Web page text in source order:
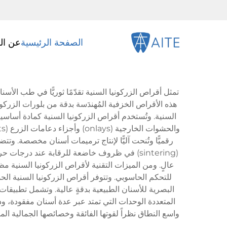
الصفحة الرئيسيةعن
تمثل أقراص الزركونيا السنية تقدّمًا ثوريًّا في طب
رقميًّا وتُنحت آليًّا لإنتاج ترميمات أسنان مخصصة.
عالٍ. ومن الميزات التقنية لأقراص الزركونيا
للتحكم الحاسوبي. وتتوفر أقراص الزركونيا السنية
البصرية للأسنان الطبيعية بدقةٍ عالية. وتشمل
المتعددة الوحدات التي تمتد عبر عدة أسنان مفقودة،
واسع النطاق نظراً لقوتها الفائقة وخصائصها الجمالية